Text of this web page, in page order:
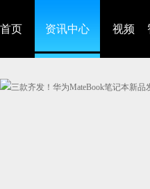
首页 资讯中心 视频